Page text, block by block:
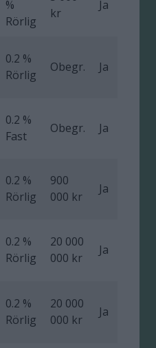
%
Rörlig
kr
Ja
0.2 %
Rörlig
Obegr. Ja
0.2 %
Fast
Obegr. Ja
0.2 %
Rörlig
900
000 kr
Ja
0.2 %
Rörlig
20 000
000 kr
Ja
0.2 %
Rörlig
20 000
000 kr
Ja